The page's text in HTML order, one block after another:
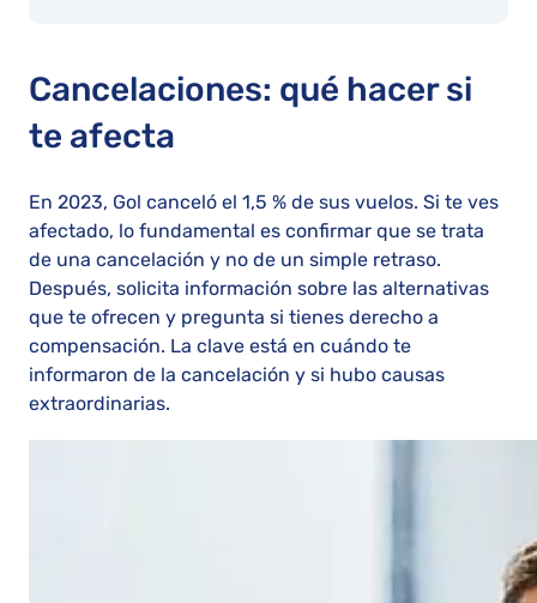
Cancelaciones: qué hacer si
te afecta
En 2023, Gol canceló el 1,5 % de sus vuelos. Si te ves
afectado, lo fundamental es confirmar que se trata
de una cancelación y no de un simple retraso.
Después, solicita información sobre las alternativas
que te ofrecen y pregunta si tienes derecho a
compensación. La clave está en cuándo te
informaron de la cancelación y si hubo causas
extraordinarias.